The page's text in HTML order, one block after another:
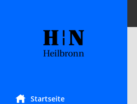
Startseite